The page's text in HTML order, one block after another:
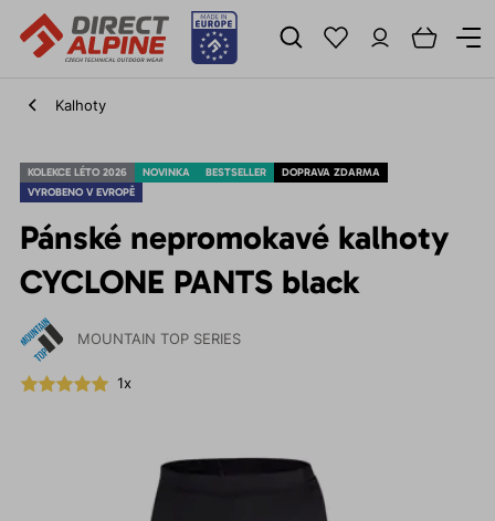
Kalhoty
KOLEKCE LÉTO 2026 NOVINKA BESTSELLER
DOPRAVA ZDARMA
VYROBENO V EVROPĚ
Pánské nepromokavé kalhoty
CYCLONE PANTS black
MOUNTAIN TOP SERIES
1x